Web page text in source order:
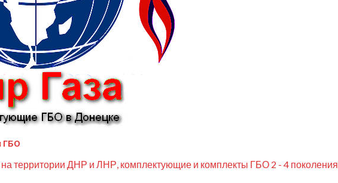
ГБО
территории ДНР и ЛНР, комплектующие и комплекты ГБО 2 - 4 поколения